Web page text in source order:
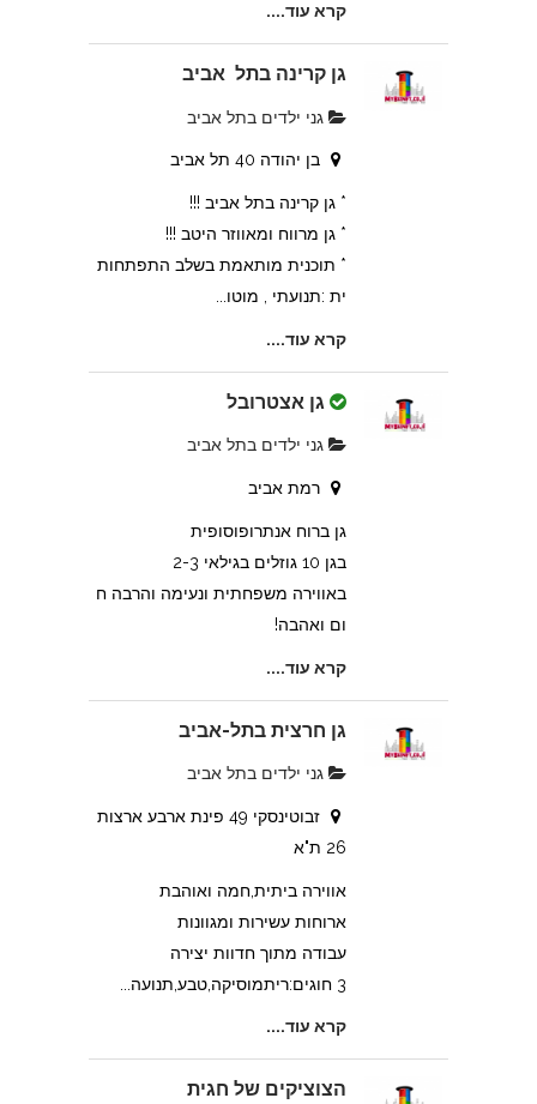
קרא עוד....
גן קרינה בתל אביב
גני ילדים בתל אביב
בן יהודה 40 תל אביב
* גן קרינה בתל אביב !!!
* גן מרווח ומאווזר היטב !!!
* תוכנית מותאמת בשלב התפתחות
ית :תנועתי , מוטו...
קרא עוד....
גן אצטרובל
גני ילדים בתל אביב
רמת אביב
גן ברוח אנתרופוסופית
בגן 10 גוזלים בגילאי 2-3
באווירה משפחתית ונעימה והרבה ח
ום ואהבה!
קרא עוד....
גן חרצית בתל-אביב
גני ילדים בתל אביב
זבוטינסקי 49 פינת ארבע ארצות
26 ת"א
אווירה ביתית,חמה ואוהבת
ארוחות עשירות ומגוונות
עבודה מתוך חדוות יצירה
3 חוגים:ריתמוסיקה,טבע,תנועה...
קרא עוד....
הצוציקים של חגית